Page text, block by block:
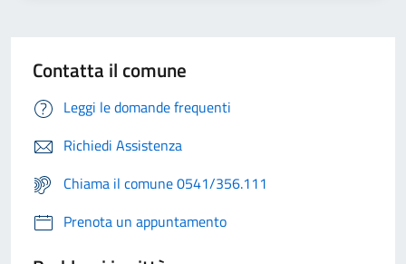
Contatta il comune
Leggi le domande frequenti
Richiedi Assistenza
Chiama il comune 0541/356.111
Prenota un appuntamento